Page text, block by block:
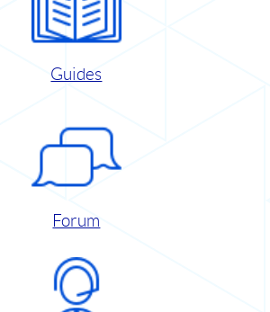
Guides
Forum